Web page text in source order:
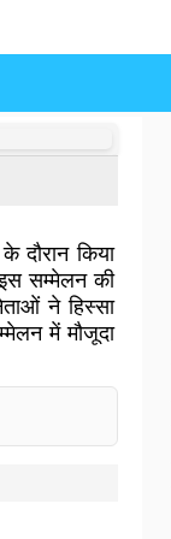
दौरान किया
इस सम्मेलन की
ने हिस्सा
में मौजूदा